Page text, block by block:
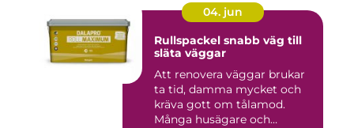
04. jun
Rullspackel snabb väg till
släta väggar
Att renovera väggar brukar
ta tid, damma mycket och
kräva gott om tålamod.
Många husägare och